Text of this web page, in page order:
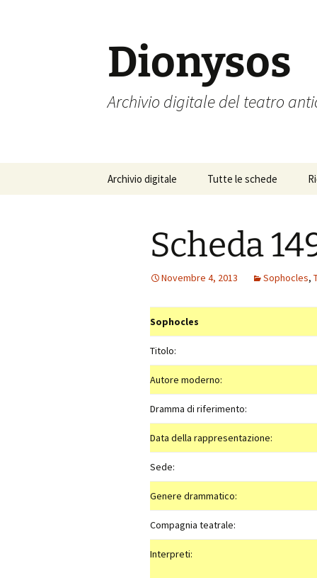
Dionysos
Archivio digitale del teatro
Archivio digitale Tutte le schede
Scheda
Novembre 4, 2013 Sophocles,
Sophocles
Titolo:
Autore moderno:
Dramma di riferimento:
Data della rappresentazione:
Sede:
Genere drammatico:
Compagnia teatrale:
Interpreti: